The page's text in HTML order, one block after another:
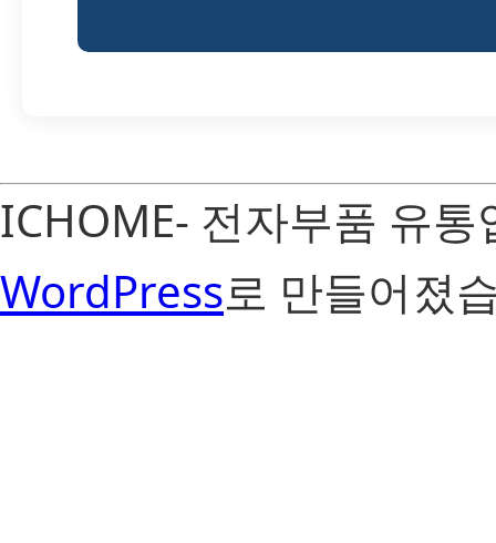
ICHOME- 전자부품 유
WordPress로 만들어졌